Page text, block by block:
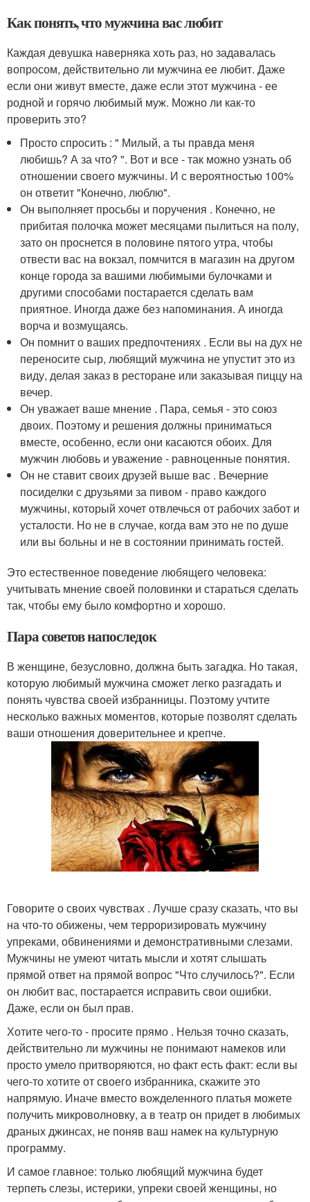
Как понять, что мужчина вас любит
Каждая девушка наверняка хоть раз, но задавалась
вопросом, действительно ли мужчина ее любит. Даже
если они живут вместе, даже если этот мужчина - ее
родной и горячо любимый муж. Можно ли как-то
проверить это?
Просто спросить : " Милый, а ты правда меня
любишь? А за что? ". Вот и все - так можно узнать об
отношении своего мужчины. И с вероятностью 100%
он ответит "Конечно, люблю".
Он выполняет просьбы и поручения . Конечно, не
прибитая полочка может месяцами пылиться на полу,
зато он проснется в половине пятого утра, чтобы
отвести вас на вокзал, помчится в магазин на другом
конце города за вашими любимыми булочками и
другими способами постарается сделать вам
приятное. Иногда даже без напоминания. А иногда
ворча и возмущаясь.
Он помнит о ваших предпочтениях . Если вы на дух не
переносите сыр, любящий мужчина не упустит это из
виду, делая заказ в ресторане или заказывая пиццу на
вечер.
Он уважает ваше мнение . Пара, семья - это союз
двоих. Поэтому и решения должны приниматься
вместе, особенно, если они касаются обоих. Для
мужчин любовь и уважение - равноценные понятия.
Он не ставит своих друзей выше вас . Вечерние
посиделки с друзьями за пивом - право каждого
мужчины, который хочет отвлечься от рабочих забот и
усталости. Но не в случае, когда вам это не по душе
или вы больны и не в состоянии принимать гостей.
Это естественное поведение любящего человека:
учитывать мнение своей половинки и стараться сделать
так, чтобы ему было комфортно и хорошо.
Пара советов напоследок
В женщине, безусловно, должна быть загадка. Но такая,
которую любимый мужчина сможет легко разгадать и
понять чувства своей избранницы. Поэтому учтите
несколько важных моментов, которые позволят сделать
ваши отношения доверительнее и крепче.
Говорите о своих чувствах . Лучше сразу сказать, что вы
на что-то обижены, чем терроризировать мужчину
упреками, обвинениями и демонстративными слезами.
Мужчины не умеют читать мысли и хотят слышать
прямой ответ на прямой вопрос "Что случилось?". Если
он любит вас, постарается исправить свои ошибки.
Даже, если он был прав.
Хотите чего-то - просите прямо . Нельзя точно сказать,
действительно ли мужчины не понимают намеков или
просто умело притворяются, но факт есть факт: если вы
чего-то хотите от своего избранника, скажите это
напрямую. Иначе вместо вожделенного платья можете
получить микроволновку, а в театр он придет в любимых
драных джинсах, не поняв ваш намек на культурную
программу.
И самое главное: только любящий мужчина будет
терпеть слезы, истерики, упреки своей женщины, но